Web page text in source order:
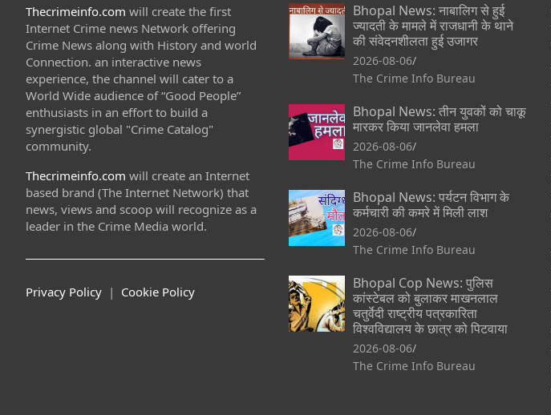
Thecrimeinfo.com will create the first
Internet Crime news Network offering
Crime News along with History and world
Connection. an interactive news
experience, the channel will cater to a
World Wide audience of “Good People”
enthusiasts in an effort to build a
synergistic global "Crime Catalog"
community.
Thecrimeinfo.com will create an Internet
based brand (The Internet Network) that
news, views and scoop will recognize as a
leader in the Crime Media world.
Privacy Policy | Cookie Policy
Bhopal News: नाबालिग से हुई
ज्यादती के मामले में राजधानी के थाने
की संवेदनशीलता हुई उजागर
2026-08-06
The Crime Info Bureau
Bhopal News: तीन युवकों को चाकू
मारकर किया जानलेवा हमला
2026-08-06
The Crime Info Bureau
Bhopal News: पर्यटन विभाग के
कर्मचारी की कमरे में मिली लाश
2026-08-06
The Crime Info Bureau
Bhopal Cop News: पुलिस
कांस्टेबल को बुलाकर माखनलाल
चतुर्वेदी राष्ट्रीय पत्रकारिता
विश्वविद्यालय के छात्र को पिटवाया
2026-08-06
The Crime Info Bureau